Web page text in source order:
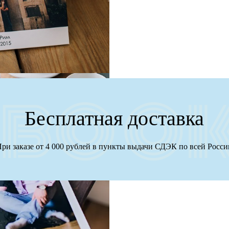
Бесплатная доставка
заказе от 4 000 рублей в пункты выдачи СДЭК по всей